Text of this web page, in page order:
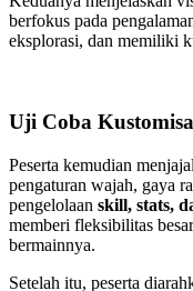
berfokus pada
eksplorasi, dan memiliki
Uji Coba
Peserta kemudian
pengaturan wajah, gaya
pengelolaan skill, stats,
memberi fleksibilitas
bermainnya.
Setelah itu, peserta